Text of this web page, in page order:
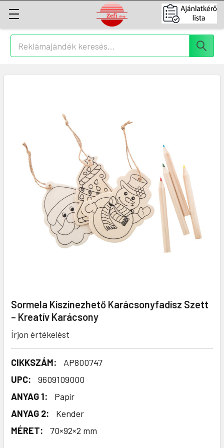
Keresés
Sormela Kiszínezhető Karácsonyfadísz Szett
– Kreatív Karácsony
Írjon értékelést
CIKKSZÁM:
AP800747
UPC:
9609109000
ANYAG 1:
Papír
ANYAG 2:
Kender
MÉRET:
70×92×2 mm